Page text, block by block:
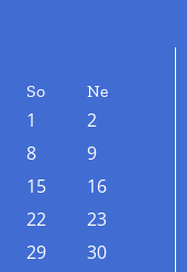
So Ne
1
2
8
9
15
16
22
23
29
30